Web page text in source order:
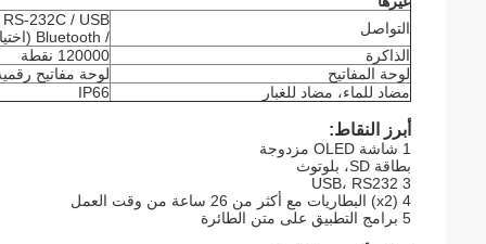
التواصل
/ Bluetooth (اختياري)
الذاكرة
120000 نقطة
لوحة المفاتيح
لوحة مفاتيح
مضاد للماء، مضاد للغبار
IP66
أبرز النقاط:
1 شاشة OLED مزدوجة
بطاقة SD، بلوتوث
3 USB، RS232
4 (x2) البطاريات مع أكثر من 26 ساعة من وقت العمل
5 برامج التطبيق على متن الطائرة